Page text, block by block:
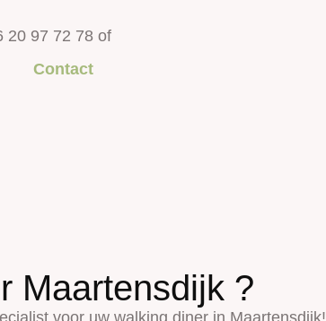
20 97 72 78 of
Contact
Maartensdijk ?
voor uw walking diner in Maartensdijk!